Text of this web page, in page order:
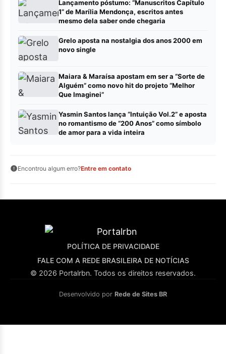
Lançamento póstumo: “Manuscritos Capítulo
1” de Marília Mendonça, escritos antes
mesmo dela saber onde chegaria
Grelo aposta na nostalgia dos anos 2000 em
novo single
Maiara & Maraísa apostam em ser a “Sorte de
Alguém” como novo hit do projeto “Melhor
Que Imaginei”
Yasmin Santos lança “Intuição Vol.2” e aposta
no romantismo de “200 Anos” como símbolo
de amor para a vida inteira
Encontrou algum erro?Entre em contato
POLÍTICA DE PRIVACIDADE
FALE COM A REDE BRASILEIRA DE NOTÍCIAS
© 2026 Portalrbn. Todos os direitos reservados.
Desenvolvido por Rede de Sites BR